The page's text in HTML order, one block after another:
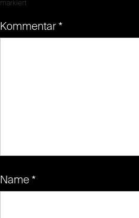
markiert
Kommentar *
Name *